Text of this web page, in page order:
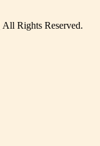
All Rights Reserved.